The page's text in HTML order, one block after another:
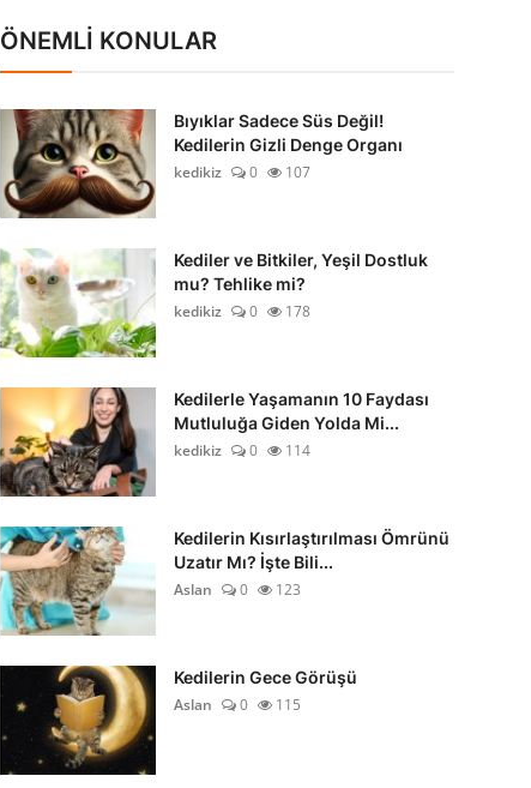
ÖNEMLİ KONULAR
Bıyıklar Sadece Süs Değil!
Kedilerin Gizli Denge Organı
kedikiz
0 107
Kediler ve Bitkiler, Yeşil Dostluk
mu? Tehlike mi?
kedikiz
0 178
Kedilerle Yaşamanın 10 Faydası
Mutluluğa Giden Yolda Mi...
kedikiz
0 114
Kedilerin Kısırlaştırılması Ömrünü
Uzatır Mı? İşte Bili...
Aslan
0 123
Kedilerin Gece Görüşü
Aslan
0 115